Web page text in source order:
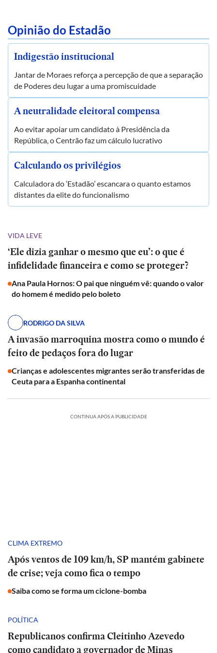
Opinião do Estadão
Indigestão institucional
Jantar de Moraes reforça a percepção de que a separação
de Poderes deu lugar a uma promiscuidade
A neutralidade eleitoral compensa
Ao evitar apoiar um candidato à Presidência da
República, o Centrão faz um cálculo lucrativo
Calculando os privilégios
Calculadora do ‘Estadão’ escancara o quanto estamos
distantes da elite do funcionalismo
VIDA LEVE
‘Ele dizia ganhar o mesmo que eu’: o que é
infidelidade financeira e como se proteger?
Ana Paula Hornos: O pai que ninguém vê: quando o valor
do homem é medido pelo boleto
RODRIGO DA SILVA
A invasão marroquina mostra como o mundo é
feito de pedaços fora do lugar
Crianças e adolescentes migrantes serão transferidas de
Ceuta para a Espanha continental
CONTINUA APÓS A PUBLICIDADE
CLIMA EXTREMO
Após ventos de 109 km/h, SP mantém gabinete
de crise; veja como fica o tempo
Saiba como se forma um ciclone-bomba
POLÍTICA
Republicanos confirma Cleitinho Azevedo
como candidato a governador de Minas